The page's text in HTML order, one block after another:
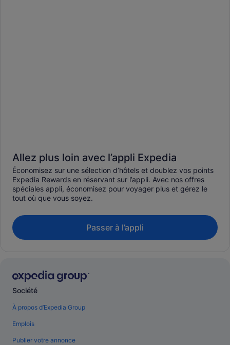
Allez plus loin avec l’appli Expedia
Économisez sur une sélection d’hôtels et doublez vos points
Expedia Rewards en réservant sur l’appli. Avec nos offres
spéciales appli, économisez pour voyager plus et gérez le
tout où que vous soyez.
Passer à l’appli
Société
À propos d’Expedia Group
Emplois
Publier votre annonce